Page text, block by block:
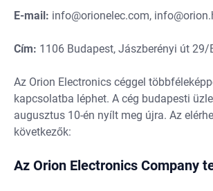
E-mail: info@orionelec.com,
Cím: 1106 Budapest, Jászberényi út 29/
Az Orion Electronics céggel
kapcsolatba léphet. A cég budapesti
augusztus 10-én nyílt meg újra. Az
következők:
Az Orion Electronics Company